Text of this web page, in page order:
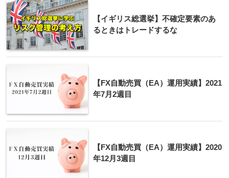
【イギリス総選挙】不確定要素のあ
るときはトレードするな
【FX自動売買（EA）運用実績】2021
年7月2週目
【FX自動売買（EA）運用実績】2020
年12月3週目